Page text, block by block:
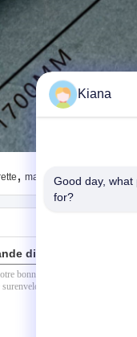
, machines de fabrication
directement à nous
Kiana
Good day,
for?